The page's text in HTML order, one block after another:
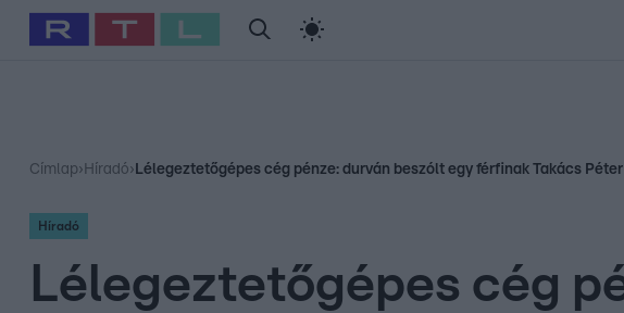
Babits Marcella Szellő István Most Wanted
Címlap› Híradó› Lélegeztetőgépes cég pénze: durván beszólt egy férfinak Takács
Híradó
Lélegeztetőgépes cég